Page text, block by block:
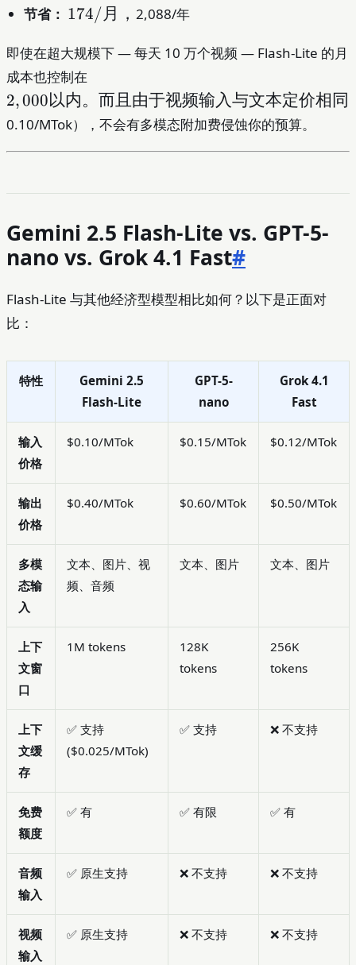
节省： 174/
月，
174/月， 2,088/年
即使在超大规模下 — 每天 10 万个视频 — Flash-Lite 的月
成本也控制在
以
内。
而且
由于
输入
本定
价相
同（
2,000以内。而且由于视频输入与文本定价相同
0.10/MTok），不会有多模态附加费侵蚀你的预算。
Gemini 2.5 Flash-Lite vs. GPT-5-
nano vs. Grok 4.1 Fast#
Flash-Lite 与其他经济型模型相比如何？以下是正面对
比：
特性
Gemini 2.5
Flash-Lite
GPT-5-
nano
Grok 4.1
Fast
输入
价格
$0.10/MTok $0.15/MTok $0.12/MTok
输出
价格
$0.40/MTok $0.60/MTok $0.50/MTok
多模
态输
入
文本、图片、视
频、音频
文本、图片 文本、图片
上下
文窗
口
1M tokens
128K
tokens
256K
tokens
上下
文缓
存
✅ 支持
($0.025/MTok)
✅ 支持 ❌ 不支持
免费
额度
✅ 有 ✅ 有限 ✅ 有
音频
输入
✅ 原生支持 ❌ 不支持 ❌ 不支持
视频
输入
✅ 原生支持 ❌ 不支持 ❌ 不支持